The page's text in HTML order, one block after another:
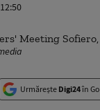
Urmărește Digi24în